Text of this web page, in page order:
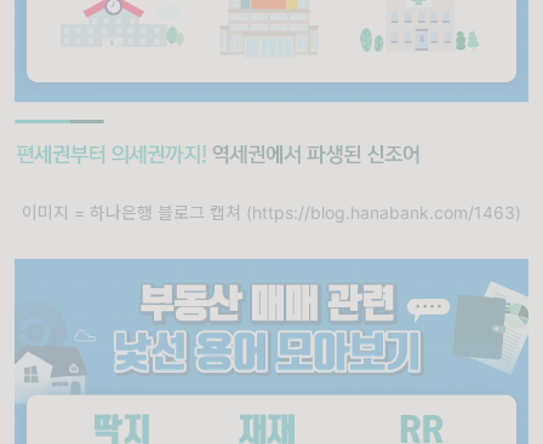
이미지 = 하나은행 블로그 캡쳐 (https://blog.hanabank.com/1463)